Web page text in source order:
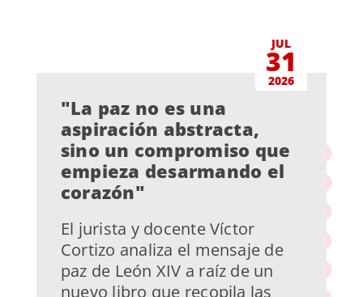
JUL
31
2026
"La paz no es una
aspiración abstracta,
sino un compromiso que
empieza desarmando el
corazón"
El jurista y docente Víctor
Cortizo analiza el mensaje de
paz de León XIV a raíz de un
nuevo libro que recopila las